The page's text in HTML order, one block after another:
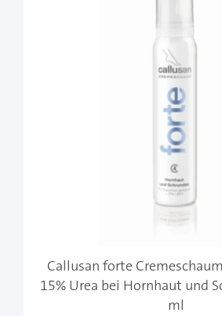
Callusan forte
15% Urea bei Hornhaut und
ml